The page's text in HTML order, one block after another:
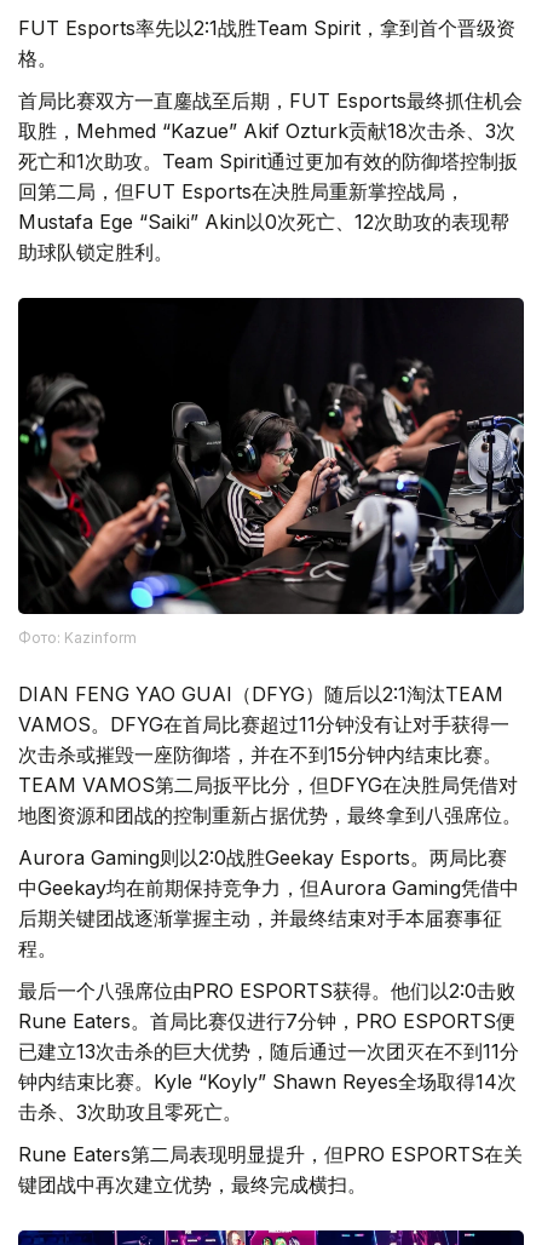
FUT Esports率先以2:1战胜Team Spirit，拿到首个晋级资
格。
首局比赛双方一直鏖战至后期，FUT Esports最终抓住机会
取胜，Mehmed “Kazue” Akif Ozturk贡献18次击杀、3次
死亡和1次助攻。Team Spirit通过更加有效的防御塔控制扳
回第二局，但FUT Esports在决胜局重新掌控战局，
Mustafa Ege “Saiki” Akin以0次死亡、12次助攻的表现帮
助球队锁定胜利。
Фото: Kazinform
DIAN FENG YAO GUAI（DFYG）随后以2:1淘汰TEAM
VAMOS。DFYG在首局比赛超过11分钟没有让对手获得一
次击杀或摧毁一座防御塔，并在不到15分钟内结束比赛。
TEAM VAMOS第二局扳平比分，但DFYG在决胜局凭借对
地图资源和团战的控制重新占据优势，最终拿到八强席位。
Aurora Gaming则以2:0战胜Geekay Esports。两局比赛
中Geekay均在前期保持竞争力，但Aurora Gaming凭借中
后期关键团战逐渐掌握主动，并最终结束对手本届赛事征
程。
最后一个八强席位由PRO ESPORTS获得。他们以2:0击败
Rune Eaters。首局比赛仅进行7分钟，PRO ESPORTS便
已建立13次击杀的巨大优势，随后通过一次团灭在不到11分
钟内结束比赛。Kyle “Koyly” Shawn Reyes全场取得14次
击杀、3次助攻且零死亡。
Rune Eaters第二局表现明显提升，但PRO ESPORTS在关
键团战中再次建立优势，最终完成横扫。